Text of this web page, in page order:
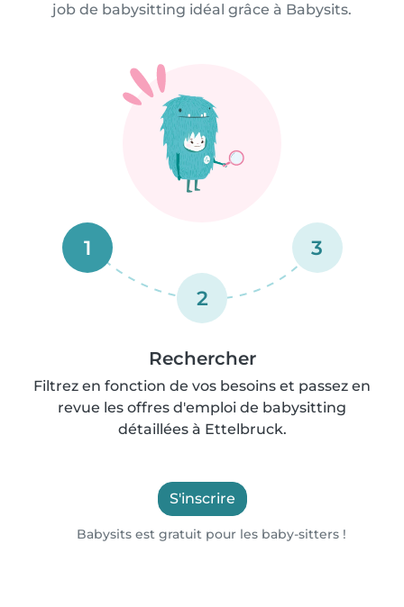
job de babysitting idéal grâce à Babysits.
1
2
3
Rechercher
Filtrez en fonction de vos besoins et passez en
revue les offres d'emploi de babysitting
détaillées à Ettelbruck.
S'inscrire
Babysits est gratuit pour les baby-sitters !